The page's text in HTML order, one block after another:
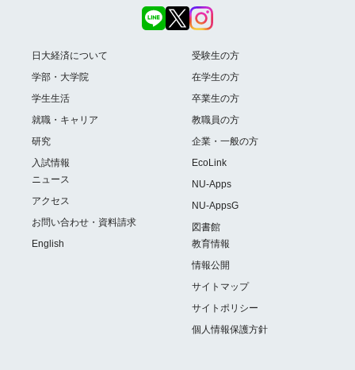
日大経済について
学部・大学院
学生生活
就職・キャリア
研究
入試情報
ニュース
アクセス
お問い合わせ・資料請求
English
受験生の方
在学生の方
卒業生の方
教職員の方
企業・一般の方
EcoLink
NU-Apps
NU-AppsG
図書館
教育情報
情報公開
サイトマップ
サイトポリシー
個人情報保護方針